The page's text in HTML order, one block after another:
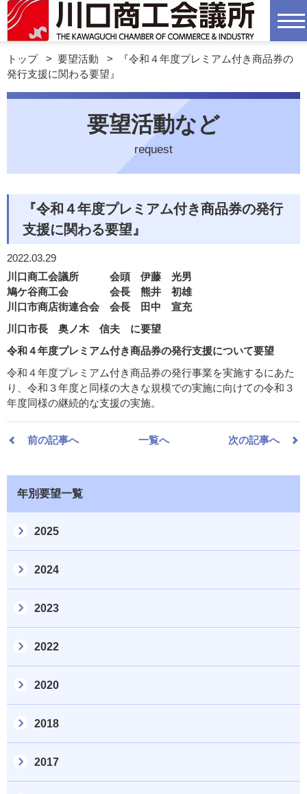
トップ> 要望活動 >
『令和４年度プレミアム付き商品券の
発行支援に関わる要望』
要望活動など
request
『令和４年度プレミアム付き商品券の発行
支援に関わる要望』
2022.03.29
川口商工会議所 会頭 伊藤 光男
鳩ケ谷商工会 会長 熊井 初雄
川口市商店街連合会 会長 田中 宣充
川口市長 奥ノ木 信夫 に要望
令和４年度プレミアム付き商品券の発行支援について要望
令和４年度プレミアム付き商品券の発行事業を実施するにあた
り、令和３年度と同様の大きな規模での実施に向けての令和３
年度同様の継続的な支援の実施。
前の記事へ 一覧へ 次の記事へ
年別要望一覧
2025
2024
2023
2022
2020
2018
2017